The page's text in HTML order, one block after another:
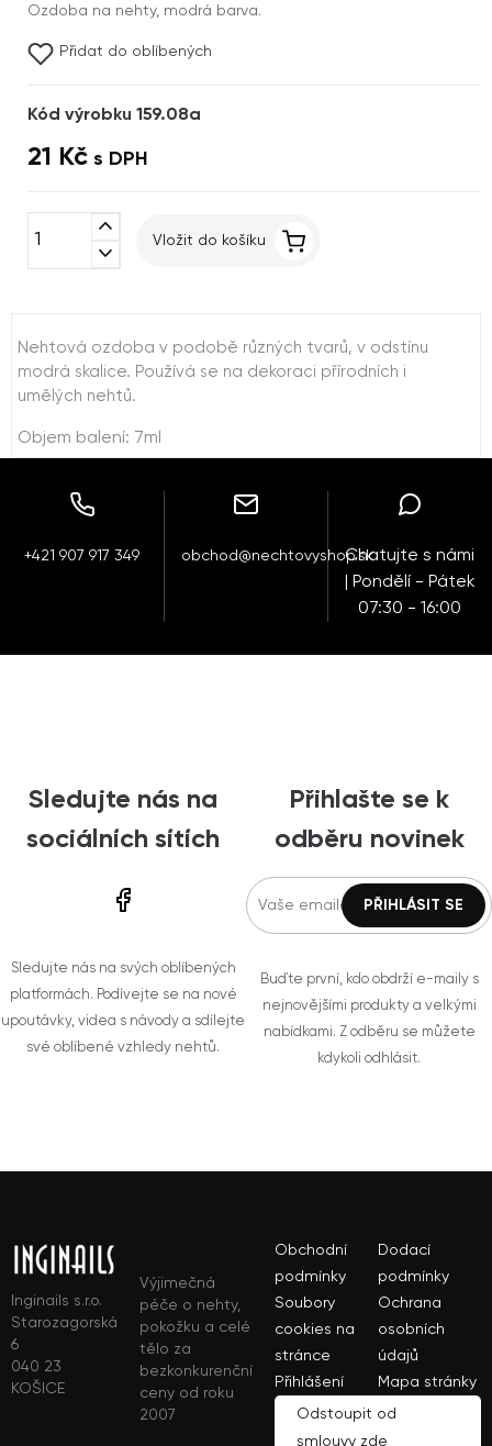
Ozdoba na nehty, modrá barva.
Přidat do oblíbených
Kód výrobku 159.08a
21 Kč s DPH
expand_less
expand_more
Vložit do košíku
Nehtová ozdoba v podobě různých tvarů, v odstínu
modrá skalice. Používá se na dekoraci přírodních i
umělých nehtů.
Objem balení: 7ml
+421 907 917 349 obchod@nechtovyshop.skChatujte s námi
| Pondělí - Pátek
07:30 - 16:00
Sledujte nás na
sociálních sítích
Sledujte nás na svých oblíbených
platformách. Podívejte se na nové
upoutávky, videa s návody a sdílejte
své oblíbené vzhledy nehtů.
Přihlašte se k
odběru novinek
Buďte první, kdo obdrží e-maily s
nejnovějšími produkty a velkými
nabídkami. Z odběru se můžete
kdykoli odhlásit.
Inginails s.r.o.
Starozagorská
6
040 23
KOŠICE
Výjimečná
péče o nehty,
pokožku a celé
tělo za
bezkonkurenční
ceny od roku
2007
Obchodní
podmínky
Dodací
podmínky
Soubory
cookies na
stránce
Ochrana
osobních
údajů
Přihlášení
Mapa stránky
Odstoupit od
smlouvy zde